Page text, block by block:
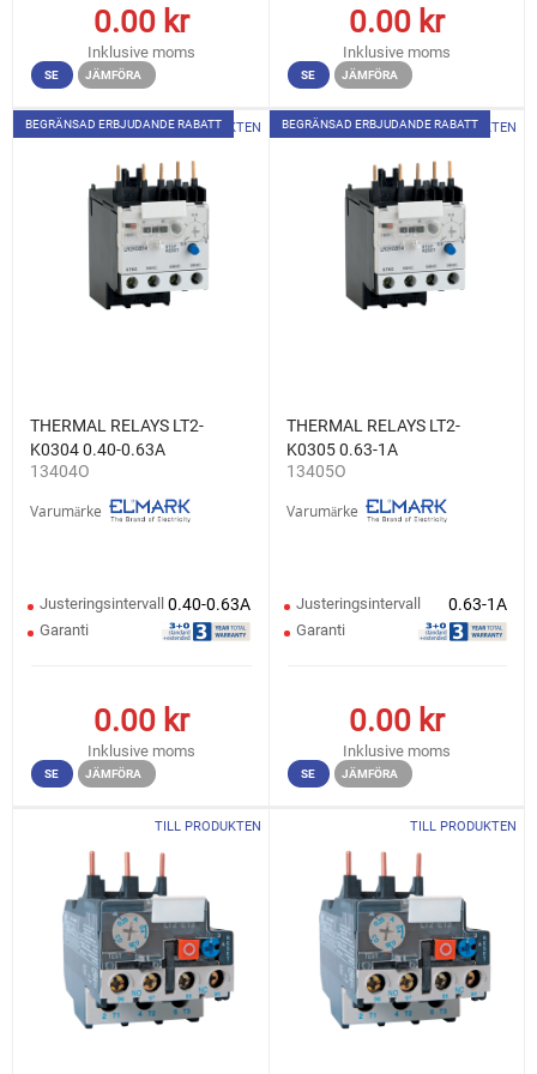
0.00kr
Inklusive moms
SE JÄMFÖRA
0.00 kr
Inklusive moms
SE JÄMFÖRA
BEGRÄNSAD ERBJUDANDE RABATT
TILL PRODUKTEN
THERMAL RELAYS LT2-
K0304 0.40-0.63A
13404O
Varumärke
Justeringsintervall 0.40-0.63A
Garanti
0.00kr
Inklusive moms
SE JÄMFÖRA
BEGRÄNSAD ERBJUDANDE RABATT
TILL PRODUKTEN
THERMAL RELAYS LT2-
K0305 0.63-1A
13405O
Varumärke
Justeringsintervall 0.63-1A
Garanti
0.00 kr
Inklusive moms
SE JÄMFÖRA
TILL PRODUKTEN TILL PRODUKTEN